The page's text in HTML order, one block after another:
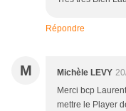
Répondre
M Michèle LEVY
Merci bcp
mettre le Player